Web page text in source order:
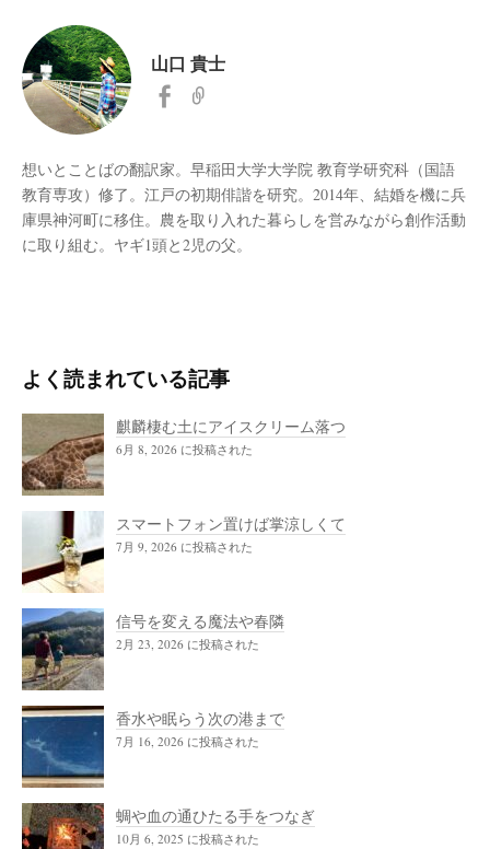
山口 貴士
想いとことばの翻訳家。早稲田大学大学院 教育学研究科（国語
教育専攻）修了。江戸の初期俳諧を研究。2014年、結婚を機に兵
庫県神河町に移住。農を取り入れた暮らしを営みながら創作活動
に取り組む。ヤギ1頭と2児の父。
よく読まれている記事
麒麟棲む土にアイスクリーム落つ
6月 8, 2026 に投稿された
スマートフォン置けば掌涼しくて
7月 9, 2026 に投稿された
信号を変える魔法や春隣
2月 23, 2026 に投稿された
香水や眠らう次の港まで
7月 16, 2026 に投稿された
蜩や血の通ひたる手をつなぎ
10月 6, 2025 に投稿された